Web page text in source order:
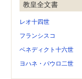
教皇全文書
レオ十四世
フランシスコ
ベネディクト十六世
ヨハネ・パウロ二世